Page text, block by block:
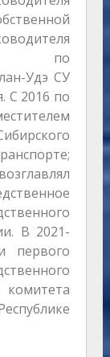
по
Удэ СУ
С 2016 по
В 2021-
первого